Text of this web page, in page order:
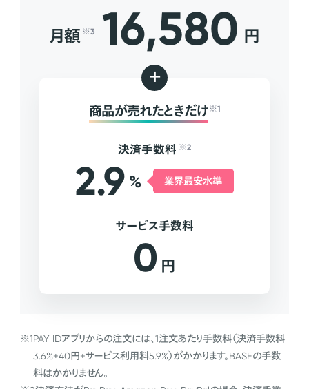
月額 ※3 16,580 円
+
商品が売れたときだけ ※1
決済手数料 ※2
2.9 % 業界最安水準
サービス手数料
0 円
※1PAY IDアプリからの注文には、1注文あたり手数料（決済手数料
3.6%+40円+サービス利用料5.9%）がかかります。BASEの手数
料はかかりません。